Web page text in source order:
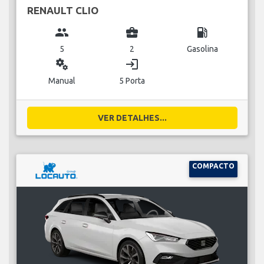
RENAULT CLIO
group
5
business_center
2
local_gas_station
Gasolina
miscellaneous_services
Manual
login
5 Porta
VER DETALHES...
COMPACTO